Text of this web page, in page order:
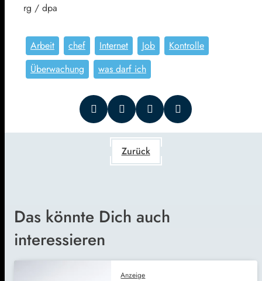
rg / dpa
Arbeit chef Internet Job
Kontrolle
Überwachung
was darf ich
Zurück
Das könnte Dich auch
interessieren
Anzeige